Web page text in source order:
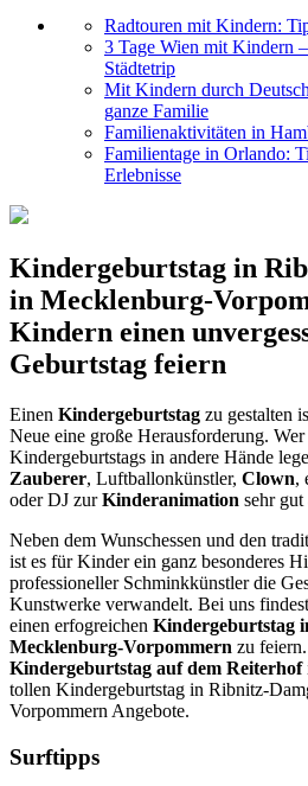
Radtouren mit Kindern:
3 Tage Wien mit Kindern
Städtetrip
Mit Kindern durch
ganze Familie
Familienaktivitäten in
Familientage in Orlando:
Erlebnisse
Kindergeburtstag in
in Mecklenburg-
Kindern einen
Geburtstag feiern
Einen Kindergeburtstag zu gestalten
Neue eine große Herausforderung.
Kindergeburtstags in andere Hände
Zauberer, Luftballonkünstler, Clown,
oder DJ zurKinderanimation sehr gut
Neben dem Wunschessen und den
ist es für Kinder ein ganz besonderes
professioneller Schminkkünstler die
Kunstwerke verwandelt. Bei uns
einen erfogreichen Kindergeburtstag
Mecklenburg-Vorpommern zu feiern.
Kindergeburtstag auf dem Reiterhof
tollen Kindergeburtstag in Ribnitz-
Vorpommern Angebote.
Surftipps